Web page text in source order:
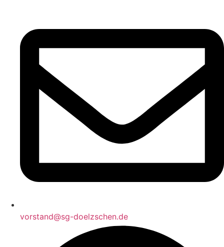
vorstand@sg-doelzschen.de